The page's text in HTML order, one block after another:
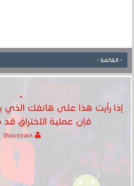
إذا رأيت هذا على هاتفك الذي
فإن عملية الاختراق